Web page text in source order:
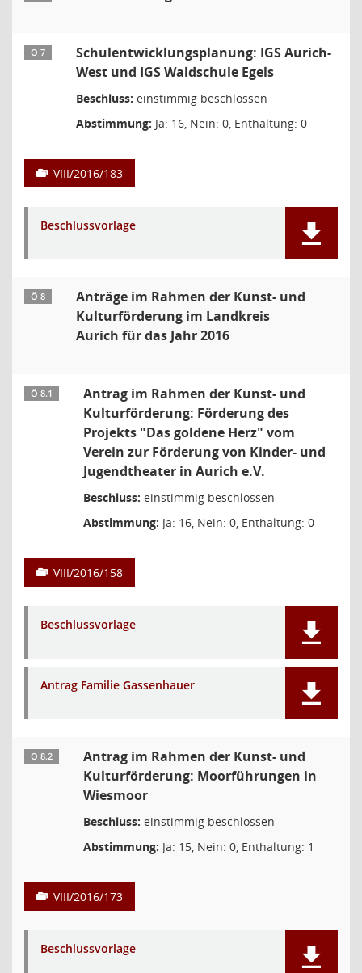
Ö 7
Schulentwicklungsplanung: IGS Aurich-
West und IGS Waldschule Egels
Beschluss: einstimmig beschlossen
Abstimmung: Ja: 16, Nein: 0, Enthaltung: 0
VIII/2016/183
Beschlussvorlage
Ö 8
Anträge im Rahmen der Kunst- und
Kulturförderung im Landkreis
Aurich für das Jahr 2016
Ö 8.1
Antrag im Rahmen der Kunst- und
Kulturförderung: Förderung des
Projekts "Das goldene Herz" vom
Verein zur Förderung von Kinder- und
Jugendtheater in Aurich e.V.
Beschluss: einstimmig beschlossen
Abstimmung: Ja: 16, Nein: 0, Enthaltung: 0
VIII/2016/158
Beschlussvorlage
Antrag Familie Gassenhauer
Ö 8.2
Antrag im Rahmen der Kunst- und
Kulturförderung: Moorführungen in
Wiesmoor
Beschluss: einstimmig beschlossen
Abstimmung: Ja: 15, Nein: 0, Enthaltung: 1
VIII/2016/173
Beschlussvorlage